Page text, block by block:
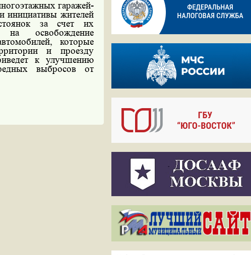
гаражей-
инициативы жителей
за счет их
на освобождение
которые
и проезду
к улучшению
выбросов от